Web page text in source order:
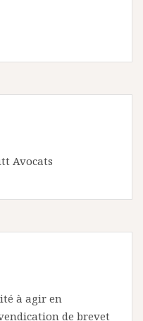
Avocats
à agir en
de brevet